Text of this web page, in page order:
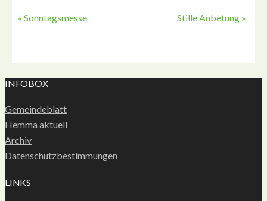
« Sonntagsmesse Stille Anbetung »
INFOBOX
Gemeindeblatt
Hemma aktuell
Archiv
Datenschutzbestimmungen
LINKS